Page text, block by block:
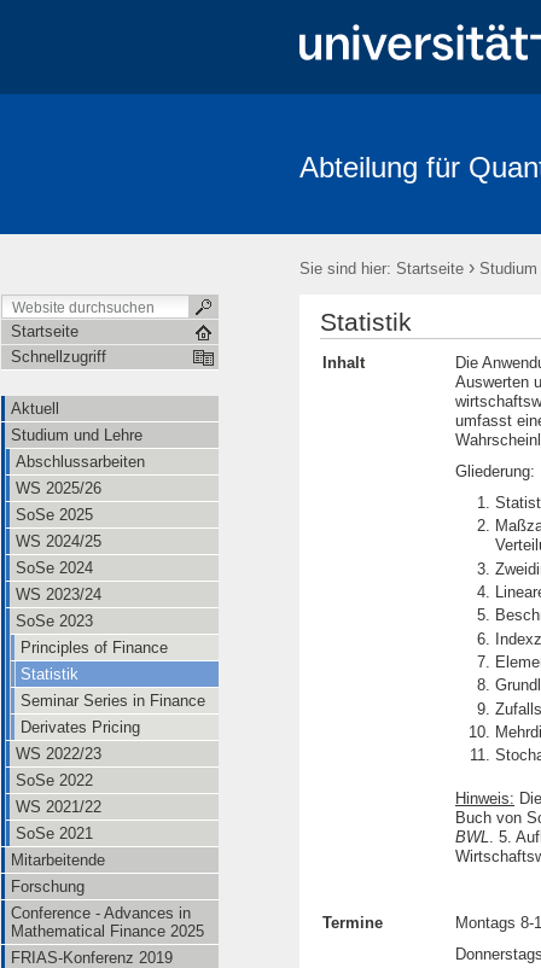
Stochastik-Tage 2018 FRIAS
Abteilung für
Sie sind hier: Startseite › Studium
Startseite
Schnellzugriff
Aktuell
Studium und Lehre
Abschlussarbeiten
WS 2025/26
SoSe 2025
WS 2024/25
SoSe 2024
WS 2023/24
SoSe 2023
Principles of Finance
Statistik
Seminar Series in Finance
Derivates Pricing
WS 2022/23
SoSe 2022
WS 2021/22
SoSe 2021
Mitarbeitende
Forschung
Conference - Advances in
Mathematical Finance 2025
FRIAS-Konferenz 2019
Statistik
Inhalt
Die
Auswerten
umfasst
Gliederung:
Hinweis:
Buch von
BWL
. 5.
Termine
Montags 8-